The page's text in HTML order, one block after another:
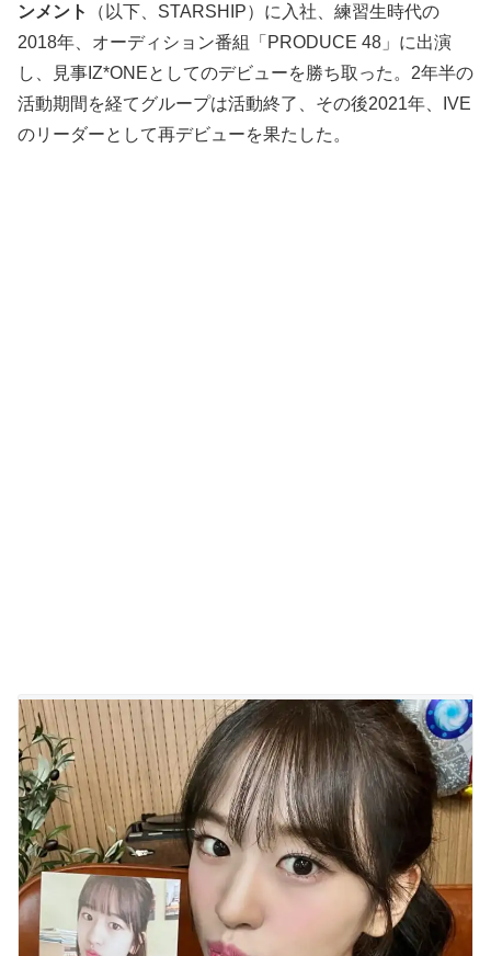
ンメント
（以下、STARSHIP）に入社、練習生時代の
2018年、オーディション番組「PRODUCE 48」に出演
し、見事IZ*ONEとしてのデビューを勝ち取った。2年半の
活動期間を経てグループは活動終了、その後2021年、IVE
のリーダーとして再デビューを果たした。